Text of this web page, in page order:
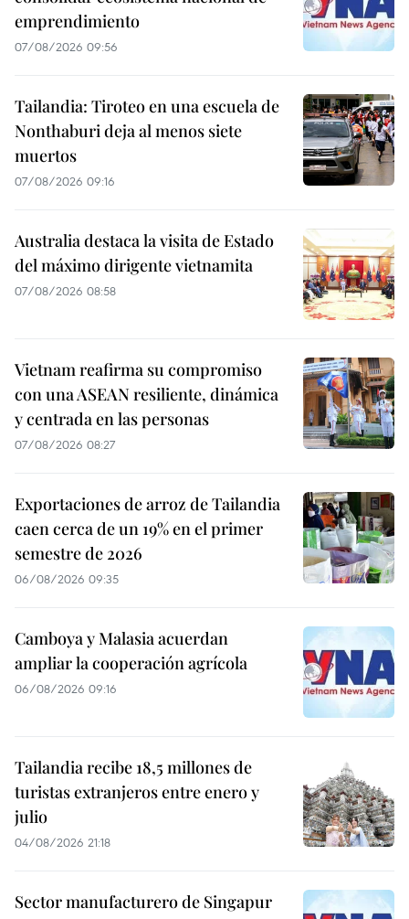
emprendimiento
07/08/2026 09:56
Tailandia: Tiroteo en una escuela de
Nonthaburi deja al menos siete
muertos
07/08/2026 09:16
Australia destaca la visita de Estado
del máximo dirigente vietnamita
07/08/2026 08:58
Vietnam reafirma su compromiso
con una ASEAN resiliente, dinámica
y centrada en las personas
07/08/2026 08:27
Exportaciones de arroz de Tailandia
caen cerca de un 19% en el primer
semestre de 2026
06/08/2026 09:35
Camboya y Malasia acuerdan
ampliar la cooperación agrícola
06/08/2026 09:16
Tailandia recibe 18,5 millones de
turistas extranjeros entre enero y
julio
04/08/2026 21:18
Sector manufacturero de Singapur